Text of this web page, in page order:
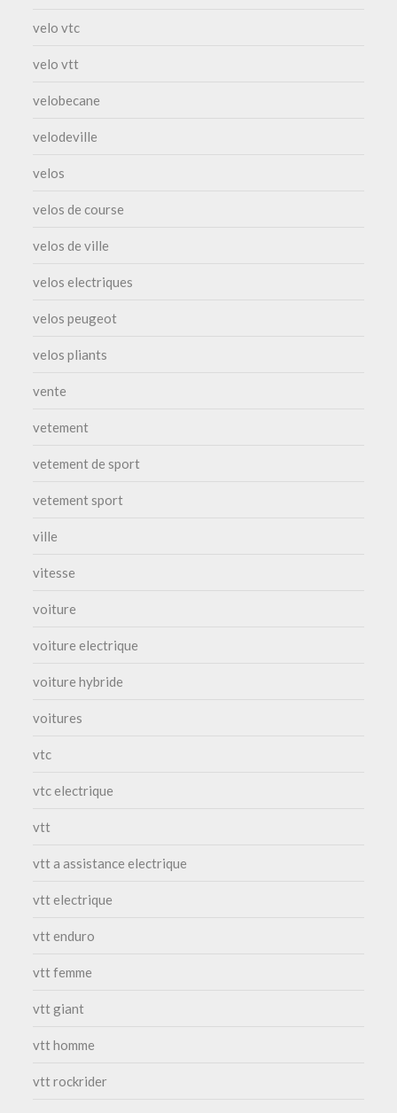
velo vtc
velo vtt
velobecane
velodeville
velos
velos de course
velos de ville
velos electriques
velos peugeot
velos pliants
vente
vetement
vetement de sport
vetement sport
ville
vitesse
voiture
voiture electrique
voiture hybride
voitures
vtc
vtc electrique
vtt
vtt a assistance electrique
vtt electrique
vtt enduro
vtt femme
vtt giant
vtt homme
vtt rockrider